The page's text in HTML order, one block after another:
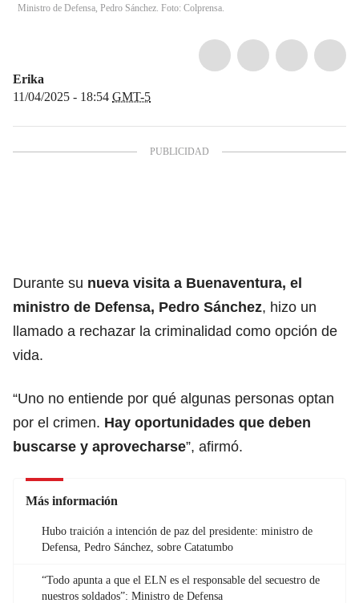
Ministro de Defensa, Pedro Sánchez. Foto: Colprensa.
Erika
11/04/2025 - 18:54 GMT-5
Durante su nueva visita a Buenaventura, el
ministro de Defensa, Pedro Sánchez, hizo un
llamado a rechazar la criminalidad como opción de
vida.
“Uno no entiende por qué algunas personas optan
por el crimen. Hay oportunidades que deben
buscarse y aprovecharse”, afirmó.
Más información
Hubo traición a intención de paz del presidente: ministro de
Defensa, Pedro Sánchez, sobre Catatumbo
“Todo apunta a que el ELN es el responsable del secuestro de
nuestros soldados”: Ministro de Defensa